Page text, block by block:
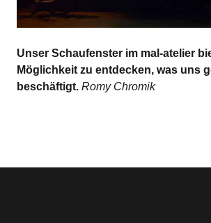
Unser Schaufenster im mal-atelier
Möglichkeit zu entdecken, was uns
beschäftigt. Romy Chromik